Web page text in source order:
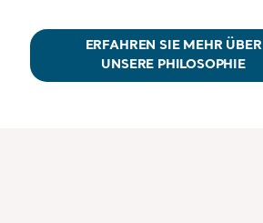
ERFAHREN SIE MEHR ÜBER
UNSERE PHILOSOPHIE